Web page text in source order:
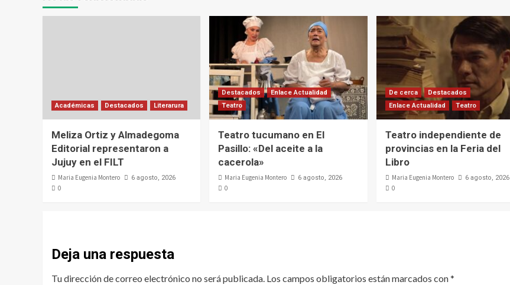
Académicas Destacados Literarura
Meliza Ortiz y Almadegoma
Editorial representaron a
Jujuy en el FILT
Maria Eugenia Montero 6 agosto, 2026
0
Destacados
Enlace Actualidad
Teatro
Teatro tucumano en El
Pasillo: «Del aceite a la
cacerola»
Maria Eugenia Montero 6 agosto, 2026
0
De cerca
Destacados
Enlace Actualidad
Teatro
Teatro independiente de
provincias en la Feria del
Libro
Maria Eugenia Montero 6 agosto, 2026
0
Deja una respuesta
Tu dirección de correo electrónico no será publicada. Los campos obligatorios están marcados con*